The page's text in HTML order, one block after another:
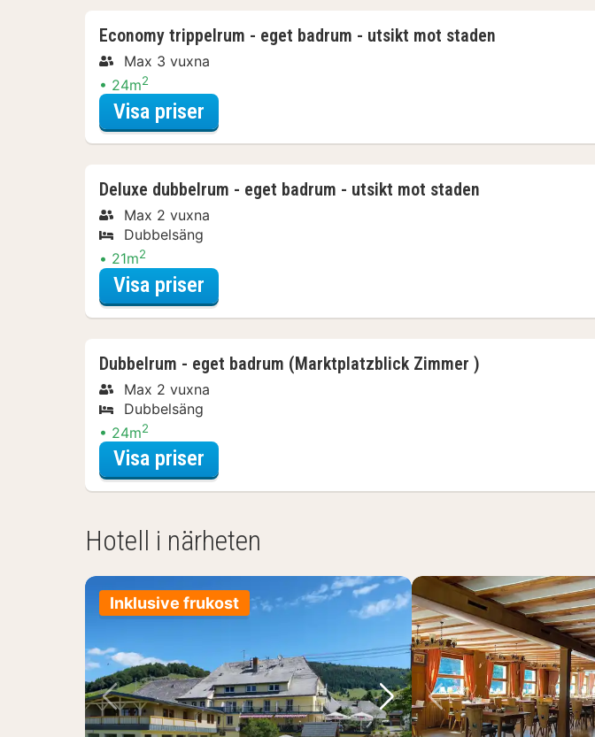
Economy trippelrum - eget badrum - utsikt mot staden
Max 3 vuxna
24m2
Visa priser
Deluxe dubbelrum - eget badrum - utsikt mot staden
Max 2 vuxna
Dubbelsäng
21m2
Visa priser
Dubbelrum - eget badrum (Marktplatzblick Zimmer )
Max 2 vuxna
Dubbelsäng
24m2
Visa priser
Hotell i närheten
Inklusive frukost
Föregående bild
Nästa bildFöregående bild